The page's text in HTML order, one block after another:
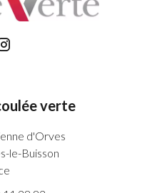
verte
d'Orves
le-Buisson